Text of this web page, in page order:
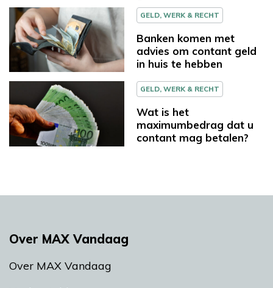
GELD, WERK & RECHT
Banken komen met
advies om contant geld
in huis te hebben
GELD, WERK & RECHT
Wat is het
maximumbedrag dat u
contant mag betalen?
Over MAX Vandaag
Over MAX Vandaag